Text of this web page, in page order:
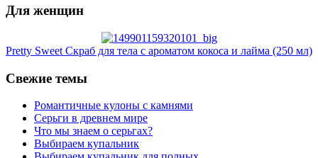
Для женщин
Pretty Sweet Скраб для тела с ароматом кокоса и лайма (250 мл)
Свежие темы
Романтичные кулоны с камнями
Серьги в древнем мире
Что мы знаем о серьгах?
Выбираем купальник